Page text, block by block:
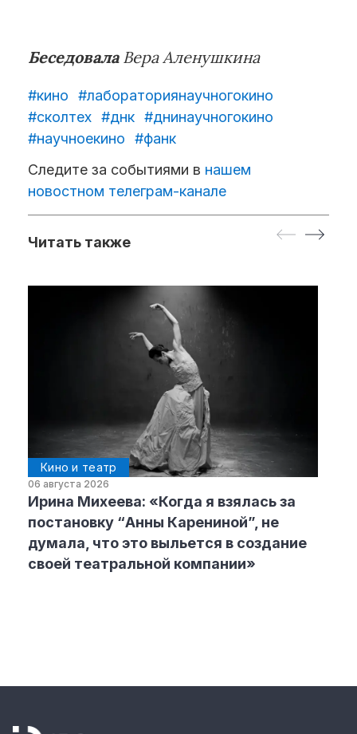
Беседовала Вера Аленушкина
#кино
#лабораториянаучногокино
#сколтех #днк #днинаучногокино
#научноекино
#фанк
Следите за событиями в нашем
новостном телеграм-канале
Читать также
Кино и театр
06 августа 2026
Ирина Михеева: «Когда я взялась за
постановку “Анны Карениной”, не
думала, что это выльется в создание
своей театральной компании»